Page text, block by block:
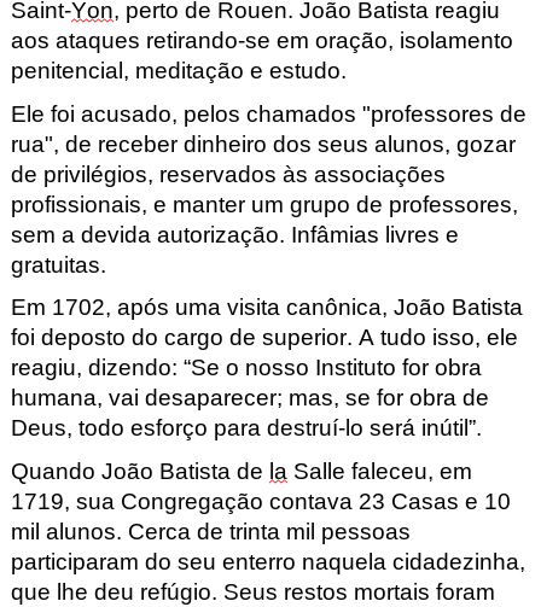
Saint-Yon, perto de Rouen. João Batista reagiu
aos ataques retirando-se em oração, isolamento
penitencial, meditação e estudo.
Ele foi acusado, pelos chamados "professores de
rua", de receber dinheiro dos seus alunos, gozar
de privilégios, reservados às associações
profissionais, e manter um grupo de professores,
sem a devida autorização. Infâmias livres e
gratuitas.
Em 1702, após uma visita canônica, João Batista
foi deposto do cargo de superior. A tudo isso, ele
reagiu, dizendo: “Se o nosso Instituto for obra
humana, vai desaparecer; mas, se for obra de
Deus, todo esforço para destruí-lo será inútil”.
Quando João Batista de la Salle faleceu, em
1719, sua Congregação contava 23 Casas e 10
mil alunos. Cerca de trinta mil pessoas
participaram do seu enterro naquela cidadezinha,
que lhe deu refúgio. Seus restos mortais foram